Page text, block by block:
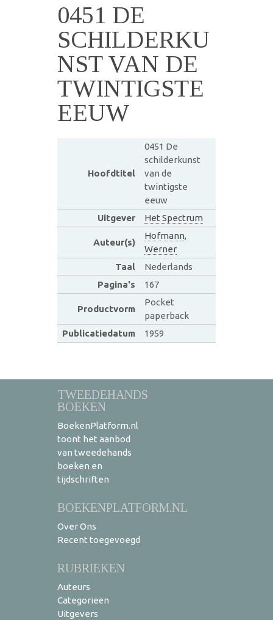
0451 DE
SCHILDERKU
NST VAN DE
TWINTIGSTE
EEUW
Hoofdtitel
0451 De
schilderkunst
van de
twintigste
eeuw
Uitgever
Het Spectrum
Auteur(s)
Hofmann,
Werner
Taal
Nederlands
Pagina's
167
Productvorm
Pocket
paperback
Publicatiedatum
1959
TWEEDEHANDS
BOEKEN
BoekenPlatform.nl
toont het aanbod
van tweedehands
boeken en
tijdschriften
BOEKENPLATFORM.NL
Over Ons
Recent toegevoegd
RUBRIEKEN
Auteurs
Categorieën
Uitgevers